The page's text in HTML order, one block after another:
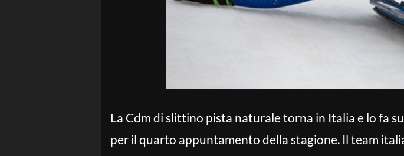
La Cdm di slittino pista naturale torna in Italia e lo fa
per il quarto appuntamento della stagione. Il team